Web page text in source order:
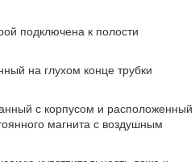
подключена к полости
на глухом конце трубки
с корпусом и расположенный
магнита с воздушным